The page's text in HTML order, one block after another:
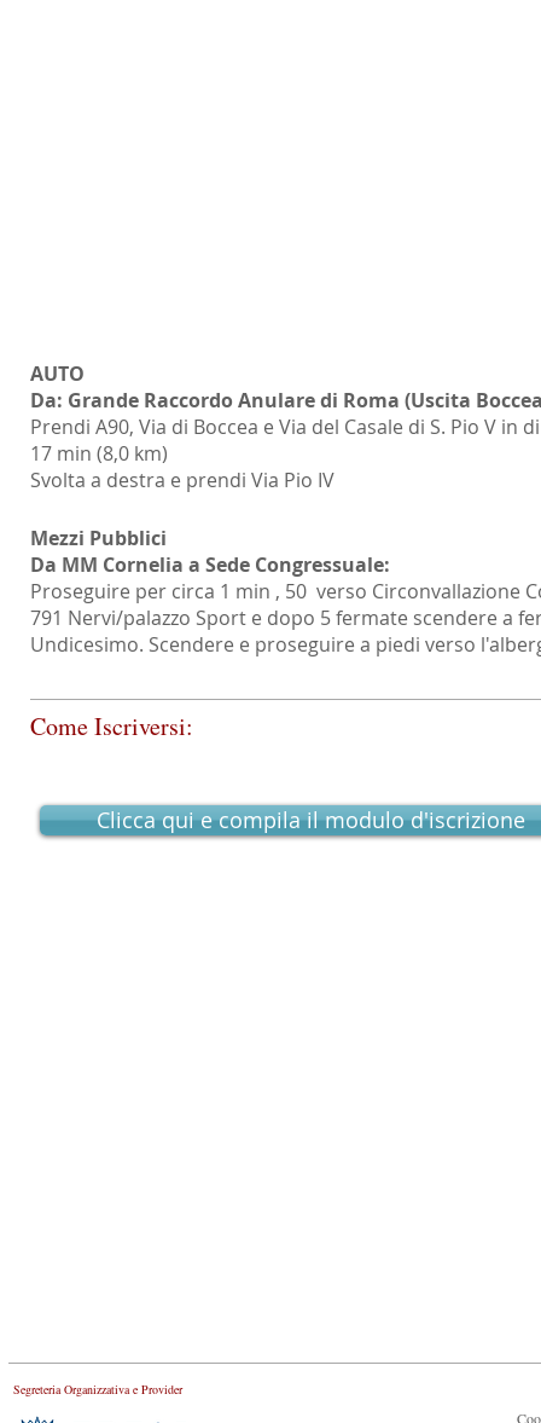
AUTO
Da: Grande Raccordo Anulare di Roma (Uscita
Prendi A90, Via di Boccea e Via del Casale di S. Pio V in
17 min (8,0 km)
Svolta a destra e prendi Via Pio IV
Mezzi Pubblici
Da MM Cornelia a Sede Congressuale:
Proseguire per circa 1 min , 50 verso Circonvallazione
791 Nervi/palazzo Sport e dopo 5 fermate scendere a
Undicesimo. Scendere e proseguire a piedi verso
Come Iscriversi:
Clicca qui e compila il modulo d'iscrizione
Segreteria Organizzativa e Provider